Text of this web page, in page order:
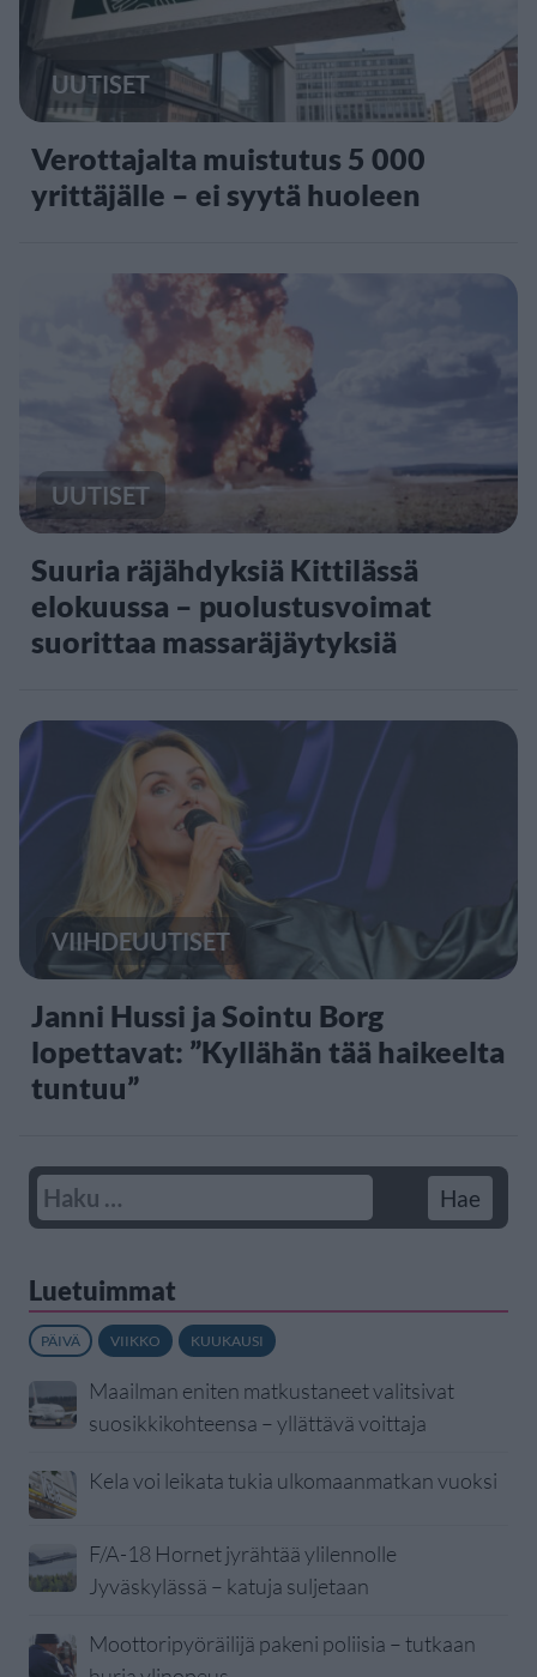
UUTISET
Verottajalta muistutus 5 000
yrittäjälle – ei syytä huoleen
UUTISET
Suuria räjähdyksiä Kittilässä
elokuussa – puolustusvoimat
suorittaa massaräjäytyksiä
VIIHDEUUTISET
Janni Hussi ja Sointu Borg
lopettavat: ”Kyllähän tää haikeelta
tuntuu”
Luetuimmat
PÄIVÄ VIIKKO KUUKAUSI
Maailman eniten matkustaneet valitsivat
suosikkikohteensa – yllättävä voittaja
Kela voi leikata tukia ulkomaanmatkan vuoksi
F/A-18 Hornet jyrähtää ylilennolle
Jyväskylässä – katuja suljetaan
Moottoripyöräilijä pakeni poliisia – tutkaan